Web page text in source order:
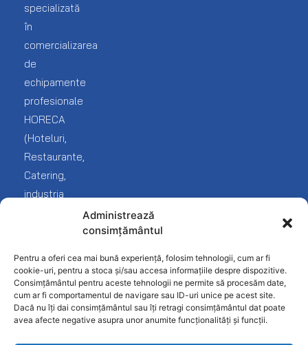
Administrează
consimțământul
Pentru a oferi cea mai bună experiență, folosim tehnologii, cum ar fi
cookie-uri, pentru a stoca și/sau accesa informațiile despre dispozitive.
Consimțământul pentru aceste tehnologii ne permite să procesăm date,
cum ar fi comportamentul de navigare sau ID-uri unice pe acest site.
Dacă nu îți dai consimțământul sau îți retragi consimțământul dat poate
avea afecte negative asupra unor anumite funcționalități și funcții.
specializată
în
comercializarea
de
echipamente
profesionale
HORECA
(Hoteluri,
Restaurante,
Catering,
industria
desfacere
produse
alimentare).
Promo
Catalog
Livrare
noi
Inghetata-
Gelato
Linie
Ciocolaterie
Mobilier
INOX
datelor
confidențialitate